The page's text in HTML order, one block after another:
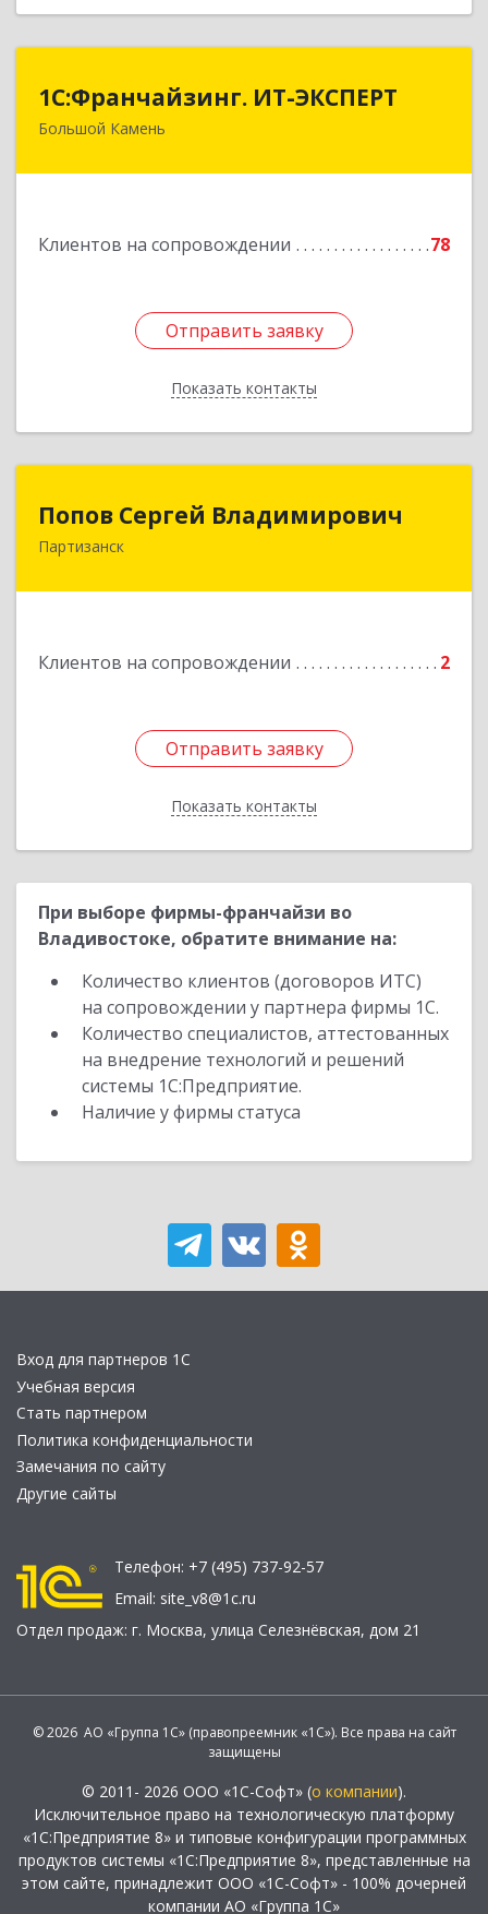
1С:Франчайзинг. ИТ-ЭКСПЕРТ
Большой Камень
Клиентов на сопровождении 78
Отправить заявку
Показать контакты
1С:Франчайзинг. ИТ-ЭКСПЕРТ
692806, Приморский край, Большой Камень г,
Отправить заявку
Назад
Попов Сергей Владимирович
Партизанск
Клиентов на сопровождении 2
Отправить заявку
Показать контакты
Попов Сергей Владимирович
692922, Приморский край, г. Находка, ул.
Отправить заявку
Назад
При выборе фирмы-франчайзи во
Владивостоке, обратите внимание на:
Количество клиентов (договоров ИТС)
на сопровождении у партнера фирмы 1С.
Количество специалистов, аттестованных
на внедрение технологий и решений
системы 1С:Предприятие.
Наличие у фирмы статуса
Вход для партнеров 1С
Учебная версия
Стать партнером
Политика конфиденциальности
Замечания по сайту
Другие сайты
Телефон: +7 (495) 737-92-57
Email: site_v8@1c.ru
Отдел продаж: г. Москва, улица Селезнёвская, дом 21
© 2026 АО «Группа 1С» (правопреемник «1С»). Все права на сайт
защищены
© 2011- 2026 ООО «1С-Софт» (о компании).
Исключительное право на технологическую платформу
«1С:Предприятие 8» и типовые конфигурации программных
продуктов системы «1С:Предприятие 8», представленные на
этом сайте, принадлежит ООО «1С-Софт» - 100% дочерней
компании АО «Группа 1С»